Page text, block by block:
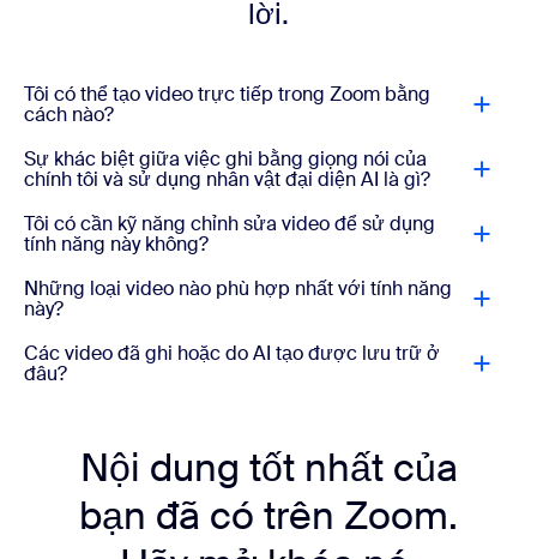
lời.
Tôi có thể tạo video trực tiếp trong Zoom bằng
cách nào?
Sự khác biệt giữa việc ghi bằng giọng nói của
chính tôi và sử dụng nhân vật đại diện AI là gì?
Tôi có cần kỹ năng chỉnh sửa video để sử dụng
tính năng này không?
Những loại video nào phù hợp nhất với tính năng
này?
Các video đã ghi hoặc do AI tạo được lưu trữ ở
đâu?
Nội dung tốt nhất của
bạn đã có trên Zoom.